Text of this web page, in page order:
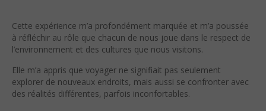
Cette expérience m’a profondément marquée et m’a poussée
à réfléchir au rôle que chacun de nous joue dans le respect de
l’environnement et des cultures que nous visitons.
Elle m’a appris que voyager ne signifiait pas seulement
explorer de nouveaux endroits, mais aussi se confronter avec
des réalités différentes, parfois inconfortables.